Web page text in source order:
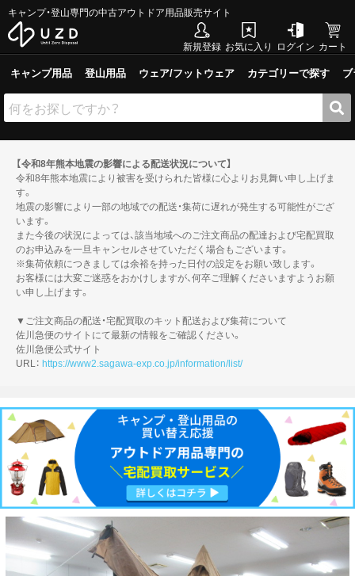
キャンプ・登山専門の中古アウトドア用品販売サイト
新規登録 お気に入り ログイン カート
キャンプ用品 登山用品 ウェア/フットウェア カテゴリーで探す
【令和8年熊本地震の影響による配送状況について】
令和8年熊本地震により被害を受けられた皆様に心よりお見舞い申し上げま
す。
地震の影響により一部の地域での配送・集荷に遅れが発生する可能性がござ
います。
また今後の状況によっては、該当地域へのご注文商品の配達および宅配買取
のお申込みを一旦キャンセルさせていただく場合もございます。
※集荷依頼につきましては余裕を持った日付の設定をお願い致します。
お客様には大変ご迷惑をおかけしますが、何卒ご理解くださいますようお願
い申し上げます。
▼ご注文商品の配送・宅配買取のキット配送および集荷について
佐川急便のサイトにて最新の情報をご確認ください。
佐川急便公式サイト
URL： https://www2.sagawa-exp.co.jp/information/list/